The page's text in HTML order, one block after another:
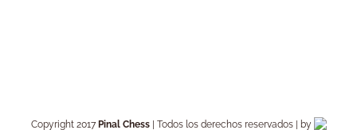
Copyright 2017 Pinal Chess| Todos los derechos reservados | by